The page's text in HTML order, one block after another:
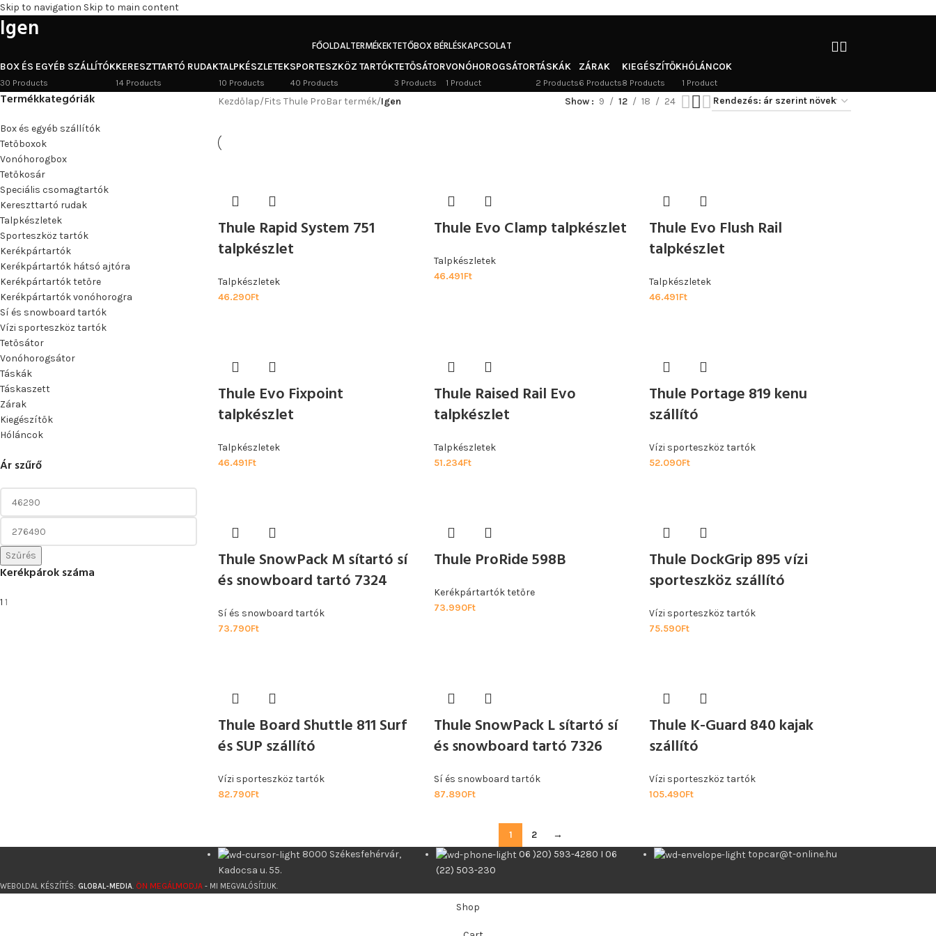
Skip to navigation Skip to main content
FŐOLDALTERMÉKEKTETŐBOX BÉRLÉSKAPCSOLAT
Igen
BOX ÉS EGYÉB SZÁLLÍTÓK
30 Products
KERESZTTARTÓ RUDAK
14 Products
TALPKÉSZLETEK
10 Products
SPORTESZKÖZ TARTÓK
40 Products
TETŐSÁTOR
3 Products
VONÓHOROGSÁTOR
1 Product
TÁSKÁK
2 Products
ZÁRAK
6 Products
KIEGÉSZÍTŐK
8 Products
HÓLÁNCOK
1 Product
Termékkategóriák
Box és egyéb szállítók
Tetőboxok
Vonóhorogbox
Tetőkosár
Speciális csomagtartók
Kereszttartó rudak
Talpkészletek
Sporteszköz tartók
Kerékpártartók
Kerékpártartók hátsó ajtóra
Kerékpártartók tetőre
Kerékpártartók vonóhorogra
Sí és snowboard tartók
Vízi sporteszköz tartók
Tetősátor
Vonóhorogsátor
Táskák
Táskaszett
Zárak
Kiegészítők
Hóláncok
Ár szűrő
Szűrés
Kerékpárok száma
1 1
Kezdőlap/Fits Thule ProBar termék/Igen Show 9 12 18 24
Thule Rapid System 751
talpkészlet
Talpkészletek
46.290Ft
Thule Evo Clamp talpkészlet
Talpkészletek
46.491Ft
Thule Evo Flush Rail
talpkészlet
Talpkészletek
46.491Ft
Thule Evo Fixpoint
talpkészlet
Talpkészletek
46.491Ft
Thule Raised Rail Evo
talpkészlet
Talpkészletek
51.234Ft
Thule Portage 819 kenu
szállító
Vízi sporteszköz tartók
52.090Ft
Thule SnowPack M sítartó sí
és snowboard tartó 7324
Sí és snowboard tartók
73.790Ft
Thule ProRide 598B
Kerékpártartók tetőre
73.990Ft
Thule DockGrip 895 vízi
sporteszköz szállító
Vízi sporteszköz tartók
75.590Ft
Thule Board Shuttle 811 Surf
és SUP szállító
Vízi sporteszköz tartók
82.790Ft
Thule SnowPack L sítartó sí
és snowboard tartó 7326
Sí és snowboard tartók
87.890Ft
Thule K-Guard 840 kajak
szállító
Vízi sporteszköz tartók
105.490Ft
1 2
→
8000 Székesfehérvár,
Kadocsa u. 55.
06 )20) 593-4280 I 06
(22) 503-230
topcar@t-online.hu
WEBOLDAL KÉSZÍTÉS: GLOBAL-MEDIA. ÖN MEGÁLMODJA - MI MEGVALÓSÍTJUK.
Shop